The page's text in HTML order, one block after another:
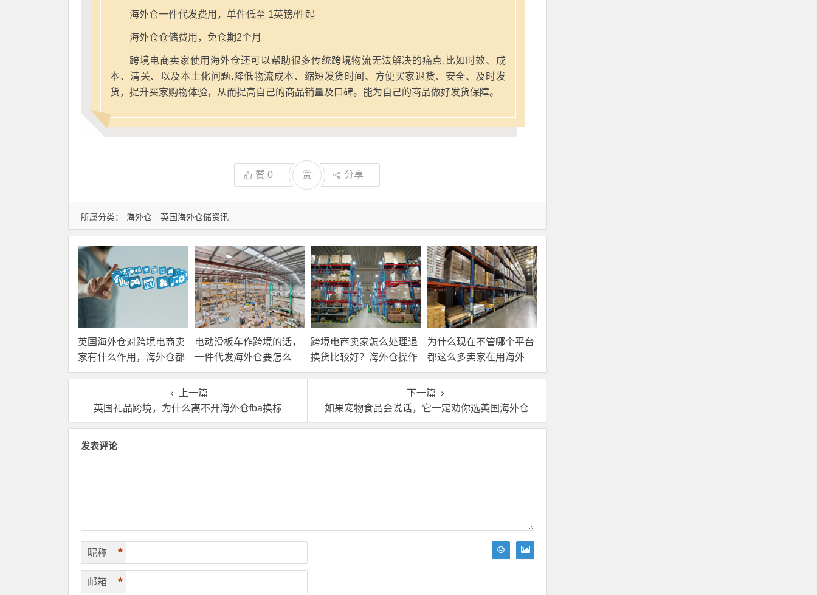
所属分类： 海外仓 英国海外仓储资讯
海外仓一件代发费用，单件低至 1英镑/件起
海外仓仓储费用，免仓期2个月
跨境电商卖家使用海外仓还可以帮助很多传统跨境物流无法解决的痛点,比如时效、成
本、清关、以及本土化问题.降低物流成本、缩短发货时间、方便买家退货、安全、及时发
货，提升买家购物体验，从而提高自己的商品销量及口碑。能为自己的商品做好发货保障。
赞 0 赏 分享
英国海外仓对跨境电商卖
家有什么作用，海外仓都
有哪些核心服务？
电动滑板车作跨境的话，
一件代发海外仓要怎么
选？
跨境电商卖家怎么处理退
换货比较好？海外仓操作
靠谱吗？
为什么现在不管哪个平台
都这么多卖家在用海外
仓？
上一篇
英国礼品跨境，为什么离不开海外仓fba换标
下一篇
如果宠物食品会说话，它一定劝你选英国海外仓
发表评论
昵称 *
邮箱 *